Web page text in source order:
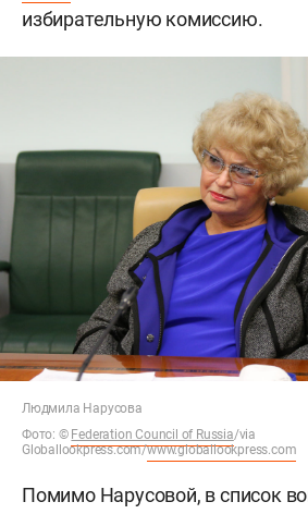
избирательную комиссию.
Людмила Нарусова
Фото: © Federation Council of Russia/via
Globallookpress.com/www.globallookpress.com
Помимо Нарусовой, в список